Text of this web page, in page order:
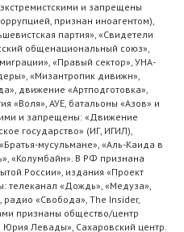
и запрещены
признан иноагентом),
партия», «Свидетели
общенациональный союз»,
«Правый сектор», УНА-
«Мизантропик дивижн»,
движение «Артподготовка»,
«Воля», АУЕ, батальоны «Азов» и
и запрещены: «Движение
государство» (ИГ, ИГИЛ),
мусульмане», «Аль-Каида в
«Колумбайн». В РФ признана
России», издания «Проект
телеканал «Дождь», «Медуза»,
радио «Свобода», The Insider,
признаны общество/центр
Левады», Сахаровский центр.